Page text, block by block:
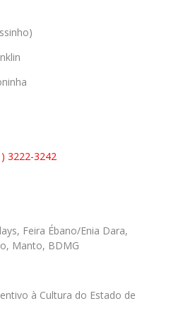
3222-3242
Feira Ébano/Enia Dara,
Manto, BDMG
à Cultura do Estado de